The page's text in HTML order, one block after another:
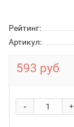
Рейтинг:
Артикул:
593 руб
+
-